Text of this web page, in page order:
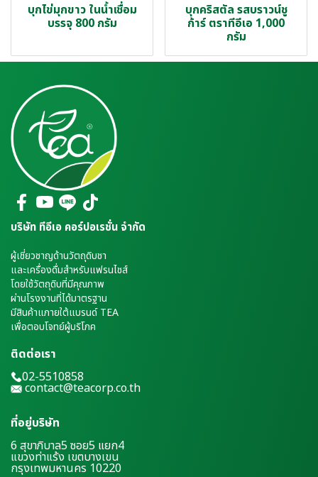
บุกไข่มุกขาว ในน้ำเชื่อม
บรรจุ 800 กรัม
บุกคริสตัล รสบราวน์ชู
ก้าร์ ตราทีอีเอ 1,000
กรัม
บริษัท ทีอีเอ คอร์ปอเรชั่น จำกัด
ผู้เชี่ยวชาญด้านวัตถุดิบชา
และเครื่องดื่มสำหรับแฟรนไชส์
โดยใช้วัตถุดิบที่มีคุณภาพ
ผ่านโรงงานที่ได้มาตรฐาน
มีสินค้าแภายใต้แบรนด์ TEA
เพื่อตอบโจทย์ผู้บริโภค
ติดต่อเรา
02-5510858
contact@teacorp.co.th
ที่อยู่บริษัท
6 สุขาภิบาล5 ซอย5 แยก4
แขวงท่าแร้ง เขตบางเขน
กรุงเทพมหานคร 10220